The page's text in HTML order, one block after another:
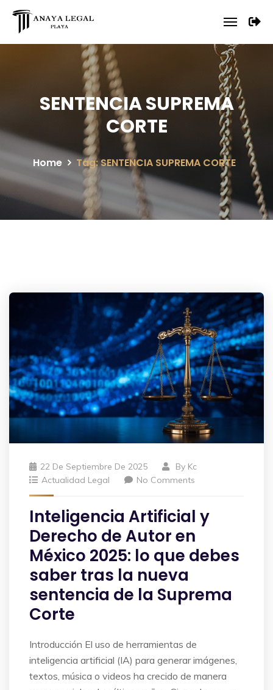
SENTENCIA SUPREMA
CORTE
Home Tag: SENTENCIA SUPREMA CORTE
22 De Septiembre De 2025 By Kc
Actualidad Legal
No Comments
Inteligencia Artificial y
Derecho de Autor en
México 2025: lo que debes
saber tras la nueva
sentencia de la Suprema
Corte
Introducción El uso de herramientas de
inteligencia artificial (IA) para generar imágenes,
textos, música o videos ha crecido de manera